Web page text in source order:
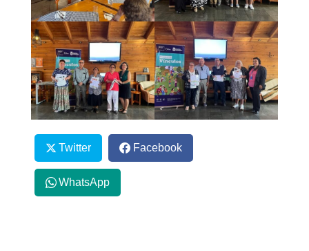
Twitter Facebook
WhatsApp